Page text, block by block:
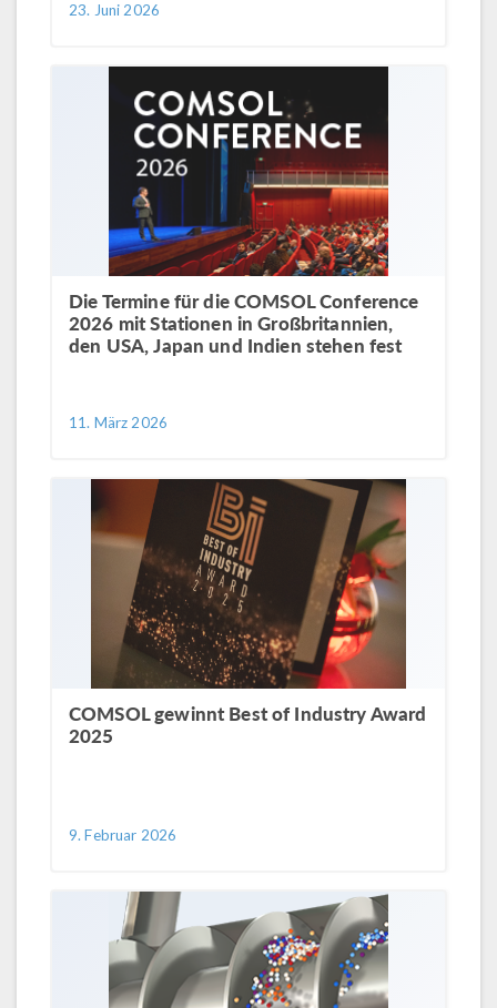
23. Juni 2026
Die Termine für die COMSOL Conference
2026 mit Stationen in Großbritannien,
den USA, Japan und Indien stehen fest
11. März 2026
COMSOL gewinnt Best of Industry Award
2025
9. Februar 2026